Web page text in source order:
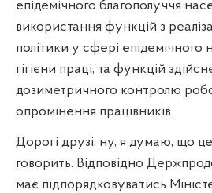
епідемічного благополуччя
використання функцій з
політики у сфері епідемічного
гігієни праці, та функцій
дозиметричного контролю
опромінення працівників.
Дорогі друзі, ну, я думаю, що
говорить. Відповідно
має підпорядковуватись